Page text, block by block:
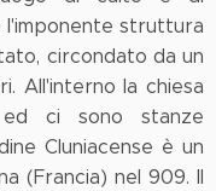
l'imponente struttura
circondato da un
All'interno la chiesa
ci sono stanze
Cluniacense è un
(Francia) nel 909. Il